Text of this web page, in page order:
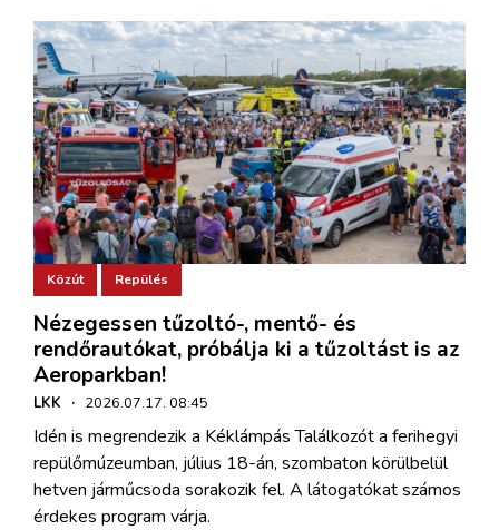
Közút Repülés
Nézegessen tűzoltó-, mentő- és
rendőrautókat, próbálja ki a tűzoltást is az
Aeroparkban!
LKK · 2026.07.17. 08:45
Idén is megrendezik a Kéklámpás Találkozót a ferihegyi
repülőmúzeumban, július 18-án, szombaton körülbelül
hetven járműcsoda sorakozik fel. A látogatókat számos
érdekes program várja.